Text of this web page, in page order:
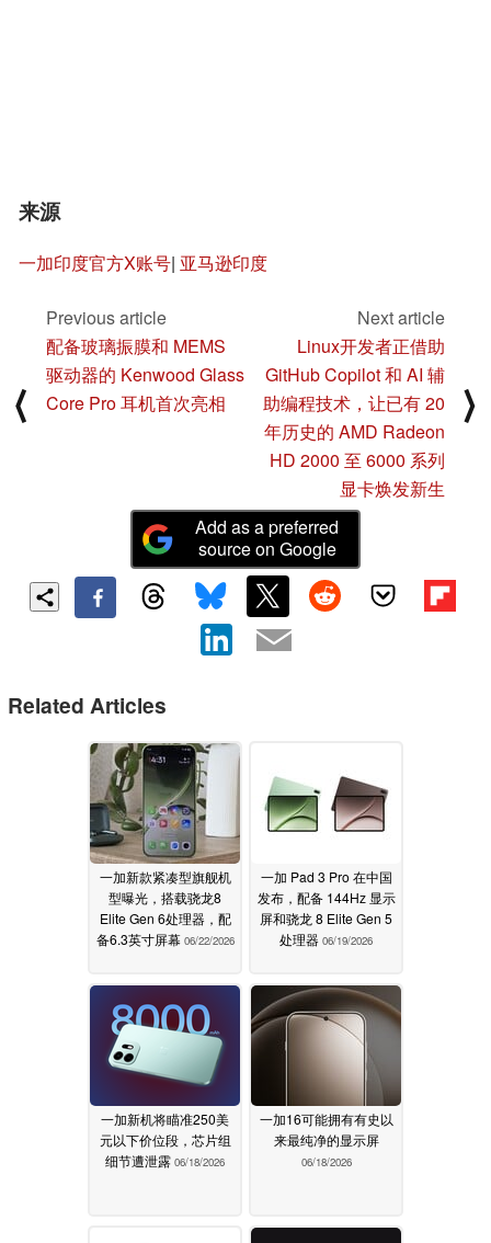
来源
一加印度官方X账号| 亚马逊印度
⟨
Previous article
配备玻璃振膜和 MEMS
驱动器的 Kenwood Glass
Core Pro 耳机首次亮相
Next article
Linux开发者正借助
GitHub Copilot 和 AI 辅
助编程技术，让已有 20
年历史的 AMD Radeon
HD 2000 至 6000 系列
显卡焕发新生
⟩
Add as a preferred
source on Google
Related Articles
一加新款紧凑型旗舰机
型曝光，搭载骁龙8
Elite Gen 6处理器，配
备6.3英寸屏幕 06/22/2026
一加 Pad 3 Pro 在中国
发布，配备 144Hz 显示
屏和骁龙 8 Elite Gen 5
处理器 06/19/2026
一加新机将瞄准250美
元以下价位段，芯片组
细节遭泄露 06/18/2026
一加16可能拥有有史以
来最纯净的显示屏
06/18/2026